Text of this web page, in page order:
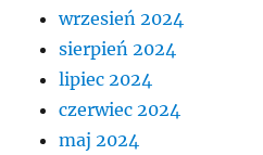
wrzesień 2024
sierpień 2024
lipiec 2024
czerwiec 2024
maj 2024